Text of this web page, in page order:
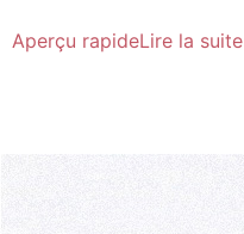
Aperçu rapideLire la suite